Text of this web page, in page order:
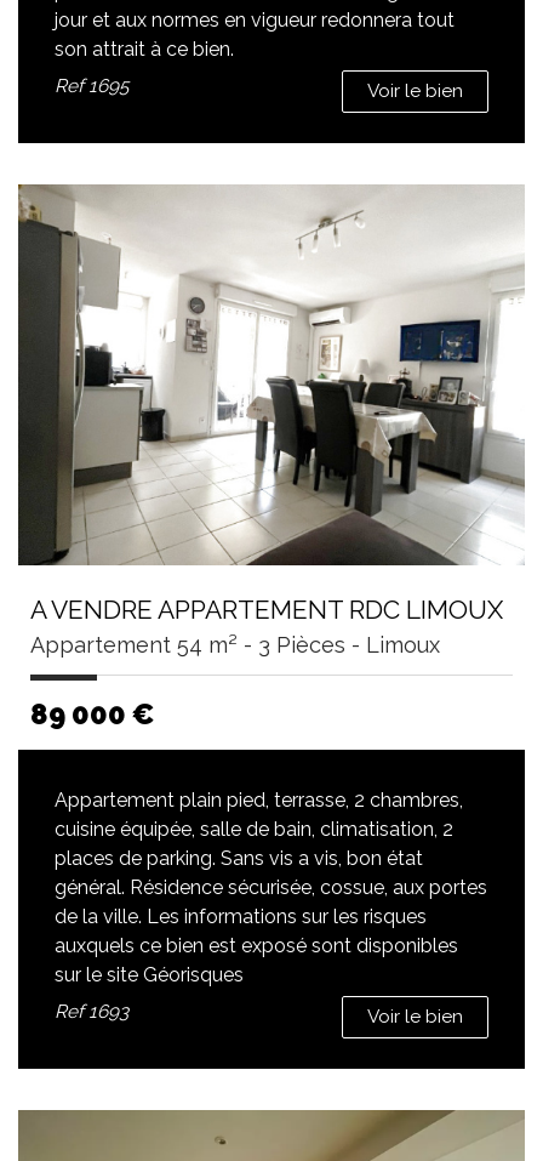
jour et aux normes en vigueur redonnera tout
son attrait à ce bien.
Ref1695 Voir le bien
A VENDRE APPARTEMENT RDC LIMOUX
Appartement 54 m² - 3 Pièces - Limoux
89 000 €
Appartement plain pied, terrasse, 2 chambres,
cuisine équipée, salle de bain, climatisation, 2
places de parking. Sans vis a vis, bon état
général. Résidence sécurisée, cossue, aux portes
de la ville. Les informations sur les risques
auxquels ce bien est exposé sont disponibles
sur le site Géorisques
Ref1693 Voir le bien